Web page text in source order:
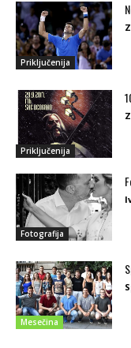
Priključenija
Priključenija
Fotografija
Mesečina